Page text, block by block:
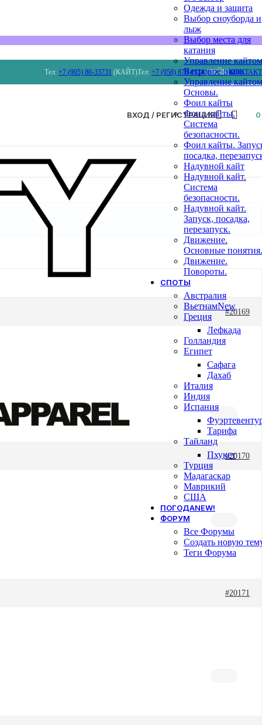
Тел: +7 (905) 80-33731 (КАЙТ)Тел: +7 (958) 879 4124(ВЕЙК)
ВХОД / РЕГИСТРАЦИЯ 0
Одежда и защита
Выбор сноуборда и
лыж
Выбор места для
катания
Управление
Ветровое окно.
Управление
Основы.
Фоил кайты
Фоил кайты.
Система
безопасности.
Фоил кайты.
посадка,
Надувной кайт
Надувной кайт.
Система
безопасности.
Надувной кайт.
Запуск, посадка,
перезапуск.
Движение.
Основные понятия.
Движение.
Повороты.
СПОТЫ
Австралия
ВьетнамNew
Греция
Лефкада
Голландия
Египет
Сафага
Дахаб
Италия
Индия
Испания
Тарифа
Тайланд
Пхукет
Турция
Мадагаскар
Маврикий
США
ПОГОДАNEW!
ФОРУМ
Все Форумы
Создать новую
Теги Форума
#20169
#20170
#20171